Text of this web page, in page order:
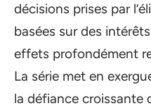
décisions prises par
basées sur des
effets profondément
La série met en
la défiance croissante